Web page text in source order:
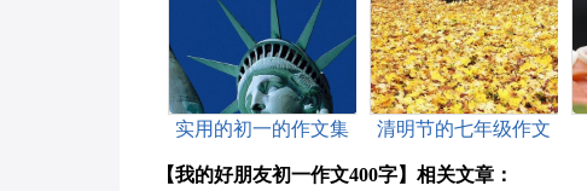
实用的初一的作文集
清明节的七年级作文
【我的好朋友初一作文400字】相关文章：